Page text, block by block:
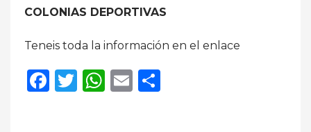
COLONIAS DEPORTIVAS
Teneis toda la información en el enlace
Facebook
Twitter
WhatsApp
Email